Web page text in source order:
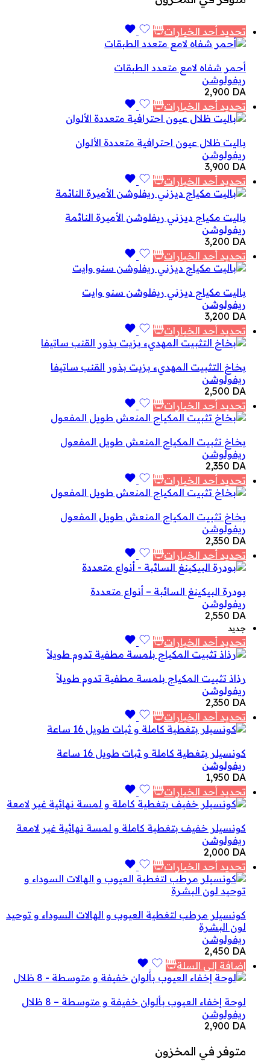
تحديد أحد الخيارات
أحمر شفاه لامع متعدد الطبقات
ريفولوشن
2,900 DA
تحديد أحد الخيارات
باليت ظلال عيون احترافية متعددة الألوان
ريفولوشن
3,900 DA
تحديد أحد الخيارات
باليت مكياج ديزني ريفلوشن الأميرة النائمة
ريفولوشن
3,200 DA
تحديد أحد الخيارات
باليت مكياج ديزني ريفلوشن سنو وايت
ريفولوشن
3,200 DA
تحديد أحد الخيارات
بخاخ التثبيت المهديء بزيت بذور القنب ساتيفا
ريفولوشن
2,500 DA
تحديد أحد الخيارات
بخاخ تثبيت المكياج المنعش طويل المفعول
ريفولوشن
2,350 DA
تحديد أحد الخيارات
بخاخ تثبيت المكياج المنعش طويل المفعول
ريفولوشن
2,350 DA
تحديد أحد الخيارات
بودرة البيكينغ السائبة – أنواع متعددة
ريفولوشن
2,550 DA
جديد
تحديد أحد الخيارات
رذاذ تثبيت المكياج بلمسة مطفية تدوم طويلاً
ريفولوشن
2,350 DA
تحديد أحد الخيارات
كونسيلر بتغطية كاملة و ثبات طويل 16 ساعة
ريفولوشن
1,950 DA
تحديد أحد الخيارات
كونسيلر خفيف بتغطية كاملة و لمسة نهائية غير لامعة
ريفولوشن
2,000 DA
تحديد أحد الخيارات
كونسيلر مرطب لتغطية العيوب و الهالات السوداء و توحيد
لون البشرة
ريفولوشن
2,450 DA
إضافة إلى السلة
لوحة إخفاء العيوب بألوان خفيفة و متوسطة – 8 ظلال
ريفولوشن
2,900 DA
متوفر في المخزون